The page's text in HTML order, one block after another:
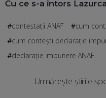
Cu ce s-a întors
contestații ANAF
cum
cum contești declarație
declarație impunere ANAF
Urmărește știrile